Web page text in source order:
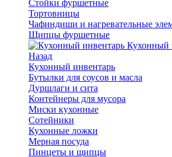
Стойки фуршетные
Тортовницы
Чафиндиши и нагревательные
Щипцы фуршетные
Кухонный
Назад
Кухонный инвентарь
Бутылки для соусов и масла
Дуршлаги и сита
Контейнеры для мусора
Миски кухонные
Сотейники
Кухонные ложки
Мерная посуда
Пинцеты и щипцы